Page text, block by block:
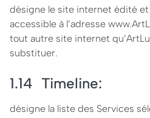
désigne le site internet édité
accessible à l’adresse
tout autre site internet
substituer.
1.14 Timeline:
désigne la liste des Services